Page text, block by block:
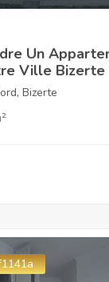
Un
Ville Bizerte
, Bizerte